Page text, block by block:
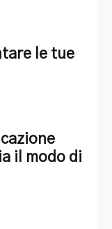
le tue
il modo di